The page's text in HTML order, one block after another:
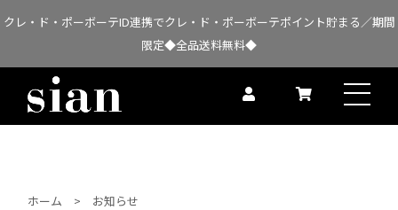
クレ・ド・ポーボーテID連携でクレ・ド・ポーボーテポイント貯まる／期間
限定◆全品送料無料◆
ホーム
お知らせ